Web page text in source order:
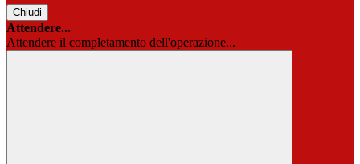
Chiudi
Attendere...
Attendere il completamento dell'operazione...